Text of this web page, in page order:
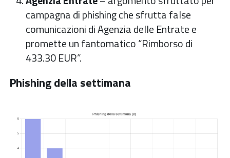
campagna di phishing che sfrutta false
comunicazioni di Agenzia delle Entrate e
promette un fantomatico “Rimborso di
433.30 EUR”.
Phishing della settimana